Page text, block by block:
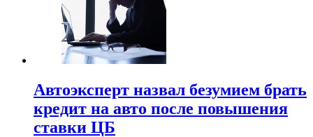
Автоэксперт назвал безумием брать
кредит на авто после повышения
ставки ЦБ